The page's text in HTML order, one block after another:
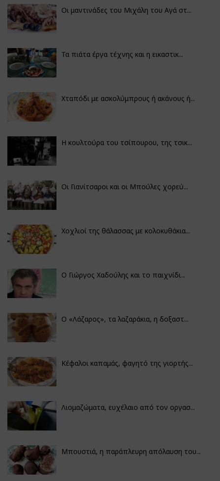
Οι μαντινάδες του Μιχάλη του Αγά στ...
Τα πιάτα έργα τέχνης και η εικαστικ...
Χταπόδι με ασκολύμπρους ή ακάνους ή...
Η κουλτούρα του τσίπουρου, της τσικ...
Οι Γιανίτσαροι και οι Μπούλες χορεύ...
Χοχλιοί της θάλασσας με κολοκυθάκια...
Ο Γιώργος Χαδούλης και το παιχνίδι...
Ο «Λάζαρος», τα λαζαράκια, η δοξαστ...
Κέφαλοι καπαμάς, φαγητό της γιορτής...
Λιομαζώματα, ευχέλαιο από τον οργασ...
Μπουστιά, η παράπλευρη απόλαυση του...